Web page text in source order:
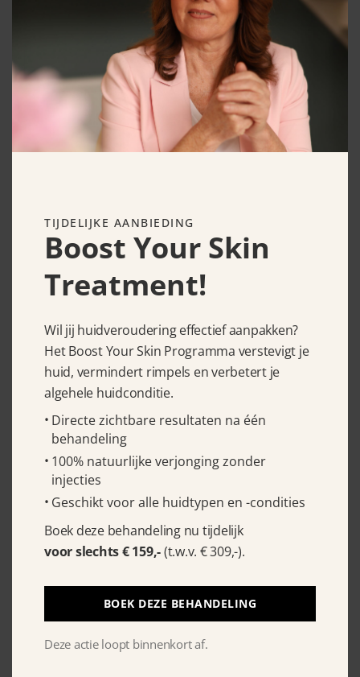
Asap Liquid Platinum 130 ml
€75.00
Murad Environmental Shield
Vita-C Triple Exfoliating Facial 80
€78.75
TIJDELIJKE AANBIEDING
Boost Your Skin
Treatment!
Wil jij huidveroudering effectief aanpakken?
Het Boost Your Skin Programma verstevigt je
huid, vermindert rimpels en verbetert je
algehele huidconditie.
Directe zichtbare resultaten na één
behandeling
100% natuurlijke verjonging zonder
injecties
Geschikt voor alle huidtypen en -condities
Boek deze behandeling nu tijdelijk
voor slechts € 159,-(t.w.v. € 309,-).
BOEK DEZE BEHANDELING
Deze actie loopt binnenkort af.